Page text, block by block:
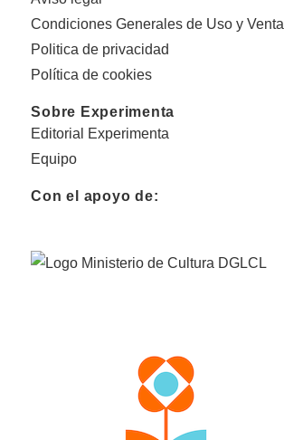
Condiciones Generales de Uso y Venta
Politica de privacidad
Política de cookies
Sobre Experimenta
Editorial Experimenta
Equipo
Con el apoyo de: